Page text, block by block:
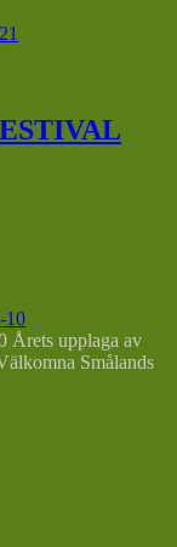
10
Årets upplaga av
Smålands